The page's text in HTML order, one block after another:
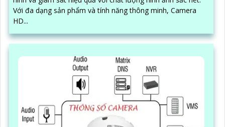
Với đa dạng sản phẩm và tính năng thông minh, Camera
HD...